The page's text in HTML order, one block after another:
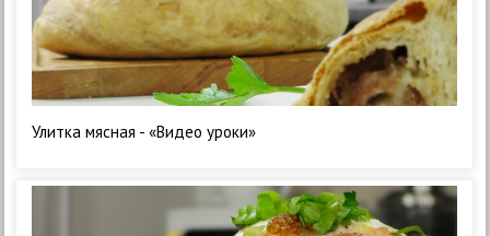
Улитка мясная - «Видео уроки»